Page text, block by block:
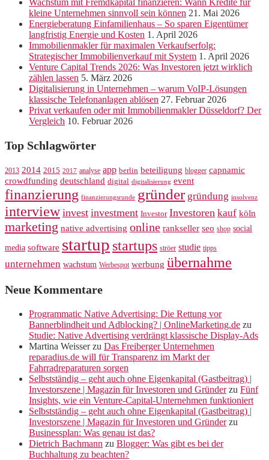
Wachstum mit Fremdkapital finanzieren: Wann Kredite für
kleine Unternehmen sinnvoll sein können 21. Mai 2026
Energieberatung Einfamilienhaus – So sparen Eigentümer
langfristig Energie und Kosten 1. April 2026
Immobilienmakler für maximalen Verkaufserfolg:
Strategischer Immobilienverkauf mit System 1. April 2026
Venture Capital Trends 2026: Was Investoren jetzt wirklich
zählen lassen 5. März 2026
Digitalisierung in Unternehmen – warum VoIP-Lösungen
klassische Telefonanlagen ablösen 27. Februar 2026
Privat verkaufen oder mit Immobilienmakler Düsseldorf? Der
Vergleich 10. Februar 2026
Top Schlagwörter
2013 2014 2015 2017 analyse app berlin beteiligung blogger capnamic
crowdfunding deutschland digital digitalisierung event
finanzierung finanzierungsrunde gründer gründung insolvenz
interview invest investment Investor Investoren kauf köln
marketing native advertising online rankseller seo shop social
media software startup startups ströer studie tipps
unternehmen wachstum Werbespot werbung übernahme
Neue Kommentare
Programmatic Native Advertising: Die Rettung vor
Bannerblindheit und Adblocking? | OnlineMarketing.de zu
Studie: Native Advertising verdrängt klassische Display-Ads
Martina Weisserzu Das Freiberger Unternehmen
reparadius.de will für Transparenz im Markt der
Fahrradreparaturen sorgen
Selbstständig – geht auch ohne Eigenkapital (Gastbeitrag) |
Investorszene | Magazin für Investoren und Gründerzu Fünf
Insights, wie ein Venture-Capital-Unternehmen funktioniert
Selbstständig – geht auch ohne Eigenkapital (Gastbeitrag) |
Investorszene | Magazin für Investoren und Gründerzu
Businessplan: Was genau ist das?
Dietrich Bachmann zu Blogger: Was gibt es bei der
Buchhaltung zu beachten?